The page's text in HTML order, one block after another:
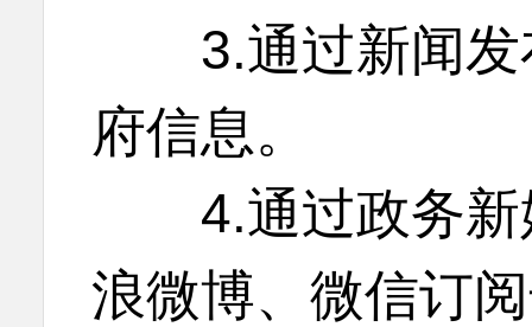
3.通过新闻发
府信息。
4.通过政务新
浪微博、微信订